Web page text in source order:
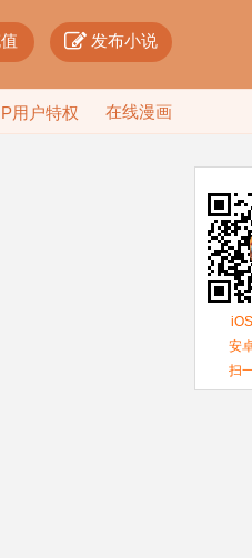
 发布小说
用户特权 在线漫画
安
扫